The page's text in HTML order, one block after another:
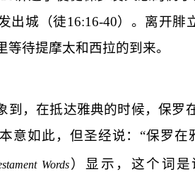
出城（徒16:16-40）。离开腓
等待提摩太和西拉的到来。
到，在抵达雅典的时候，保罗
意如此，但圣经说：“保罗
Words）显示，这个词是